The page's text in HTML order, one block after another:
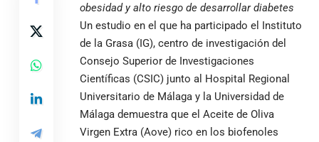
obesidad y alto riesgo de desarrollar diabetes
Un estudio en el que ha participado el Instituto
de la Grasa (IG), centro de investigación del
Consejo Superior de Investigaciones
Científicas (CSIC) junto al Hospital Regional
Universitario de Málaga y la Universidad de
Málaga demuestra que el Aceite de Oliva
Virgen Extra (Aove) rico en los biofenoles